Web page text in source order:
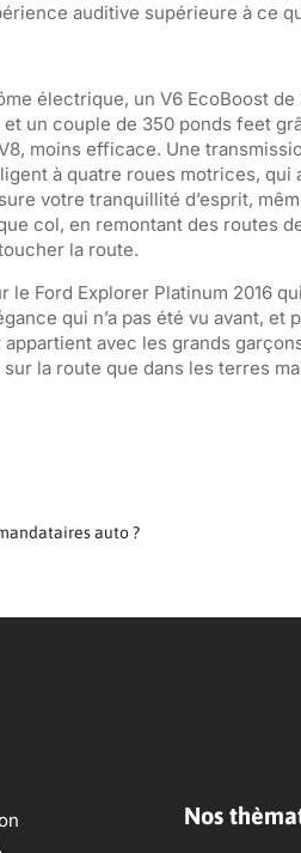
auditive supérieure à ce
électrique, un V6 EcoBoost
un couple de 350 ponds feet
moins efficace. Une
à quatre roues motrices,
votre tranquillité d’esprit,
col, en remontant des routes
la route.
Ford Explorer Platinum 2016
qui n’a pas été vu avant,
avec les grands
la route que dans les terres
auto ?
Nos